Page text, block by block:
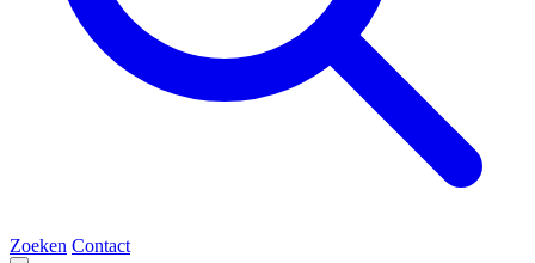
Zoeken Contact